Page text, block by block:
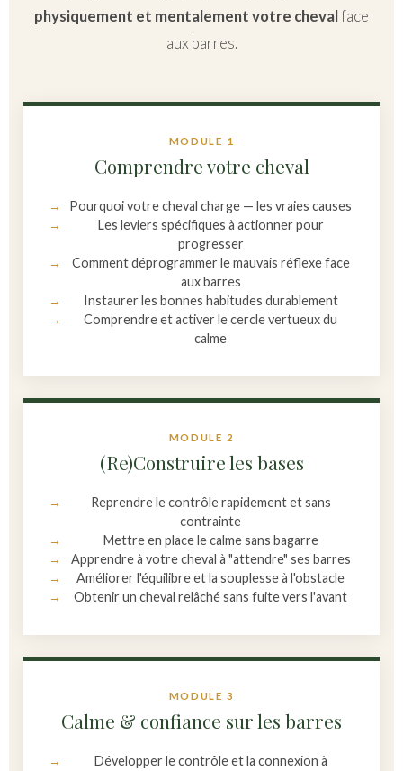
physiquement et mentalement votre chevalface
aux barres.
MODULE 1
Comprendre votre cheval
Pourquoi votre cheval charge — les vraies causes
Les leviers spécifiques à actionner pour
progresser
Comment déprogrammer le mauvais réflexe face
aux barres
Instaurer les bonnes habitudes durablement
Comprendre et activer le cercle vertueux du
calme
MODULE 2
(Re)Construire les bases
Reprendre le contrôle rapidement et sans
contrainte
Mettre en place le calme sans bagarre
Apprendre à votre cheval à "attendre" ses barres
Améliorer l'équilibre et la souplesse à l'obstacle
Obtenir un cheval relâché sans fuite vers l'avant
MODULE 3
Calme & confiance sur les barres
Développer le contrôle et la connexion à